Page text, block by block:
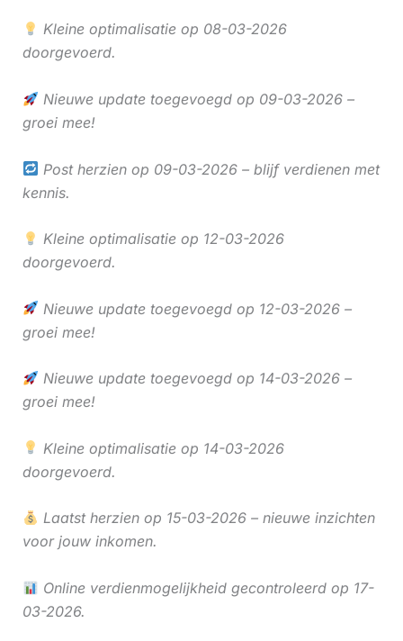
Kleine optimalisatie op 08-03-2026
doorgevoerd.
Nieuwe update toegevoegd op 09-03-2026 –
groei mee!
Post herzien op 09-03-2026 – blijf verdienen met
kennis.
Kleine optimalisatie op 12-03-2026
doorgevoerd.
Nieuwe update toegevoegd op 12-03-2026 –
groei mee!
Nieuwe update toegevoegd op 14-03-2026 –
groei mee!
Kleine optimalisatie op 14-03-2026
doorgevoerd.
Laatst herzien op 15-03-2026 – nieuwe inzichten
voor jouw inkomen.
Online verdienmogelijkheid gecontroleerd op 17-
03-2026.